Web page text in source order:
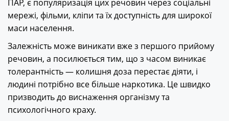
ПАР, є популяризація цих речовин через соціальні
мережі, фільми, кліпи та їх доступність для широкої
маси населення.
Залежність може виникати вже з першого прийому
речовин, а посилюється тим, що з часом виникає
толерантність — колишня доза перестає діяти, і
людині потрібно все більше наркотика. Це швидко
призводить до виснаження організму та
психологічного краху.